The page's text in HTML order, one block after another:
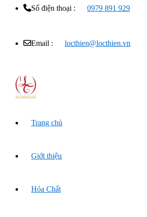
Số điện thoại : 0979 891 929
Email : locthien@locthien.vn
Trang chủ
Giới thiệu
Hóa Chất